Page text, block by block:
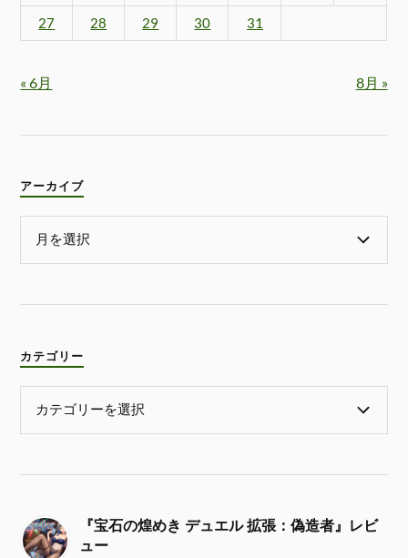
27 28 29 30 31
« 6月 8月 »
アーカイブ
カテゴリー
『宝石の煌めき デュエル 拡張：偽造者』レビ
ュー